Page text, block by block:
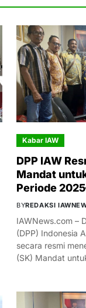
Kabar IAW
DPP IAW
Mandat
Periode
BYREDAKSI
IAWNews.com –
(DPP) Indonesia
secara resmi
(SK) Mandat